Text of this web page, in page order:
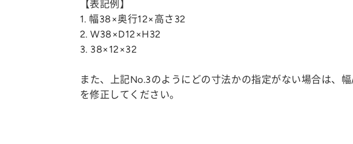
【表記例】
1. 幅38×奥行12×高さ32
2. W38×D12×H32
3. 38×12×32
また、上記No.3のようにどの寸法かの指定がない場合は、
を修正してください。